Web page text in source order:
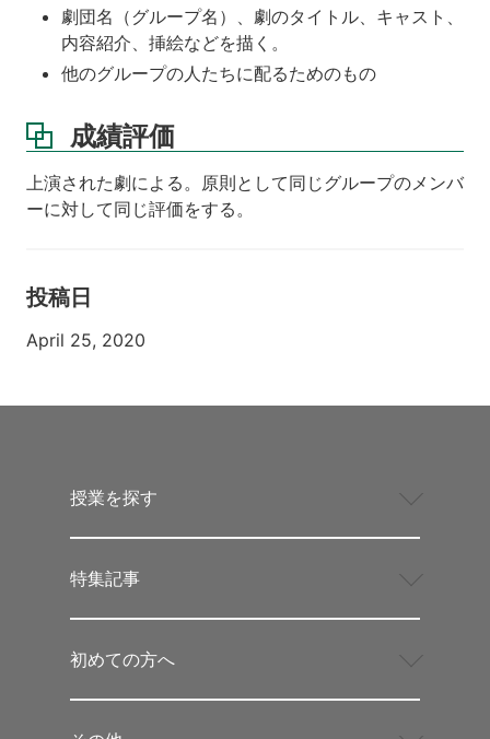
劇団名（グループ名）、劇のタイトル、キャスト、
内容紹介、挿絵などを描く。
他のグループの人たちに配るためのもの
成績評価
上演された劇による。原則として同じグループのメンバ
ーに対して同じ評価をする。
投稿日
April 25, 2020
授業を探す
特集記事
初めての方へ